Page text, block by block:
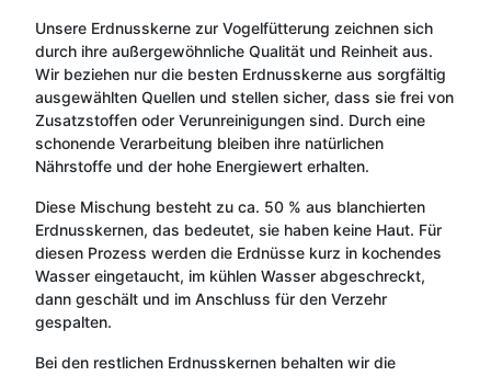
Unsere Erdnusskerne zur Vogelfütterung zeichnen sich
durch ihre außergewöhnliche Qualität und Reinheit aus.
Wir beziehen nur die besten Erdnusskerne aus sorgfältig
ausgewählten Quellen und stellen sicher, dass sie frei von
Zusatzstoffen oder Verunreinigungen sind. Durch eine
schonende Verarbeitung bleiben ihre natürlichen
Nährstoffe und der hohe Energiewert erhalten.
Diese Mischung besteht zu ca. 50 % aus blanchierten
Erdnusskernen, das bedeutet, sie haben keine Haut. Für
diesen Prozess werden die Erdnüsse kurz in kochendes
Wasser eingetaucht, im kühlen Wasser abgeschreckt,
dann geschält und im Anschluss für den Verzehr
gespalten.
Bei den restlichen Erdnusskernen behalten wir die